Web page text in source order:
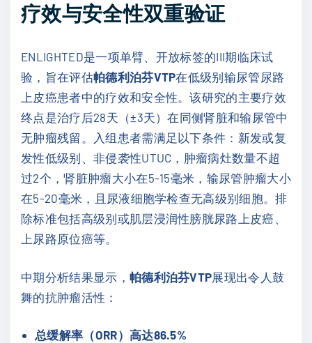
疗效与安全性双重验证
ENLIGHTED是一项单臂、开放标签的III期临床试
验，旨在评估帕德利泊芬VTP在低级别输尿管尿路
上皮癌患者中的疗效和安全性。该研究的主要疗效
终点是治疗后28天（±3天）在同侧肾脏和输尿管中
无肿瘤残留。入组患者需满足以下条件：新发或复
发性低级别、非侵袭性UTUC，肿瘤病灶数量不超
过2个，肾脏肿瘤大小在5-15毫米，输尿管肿瘤大小
在5-20毫米，且尿液细胞学检查无高级别细胞。排
除标准包括高级别或肌层浸润性膀胱尿路上皮癌、
上尿路原位癌等。
中期分析结果显示， 帕德利泊芬VTP展现出令人鼓
舞的抗肿瘤活性：
总缓解率（ORR）高达86.5%